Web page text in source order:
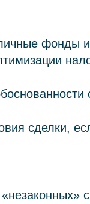
фонды
сделки,